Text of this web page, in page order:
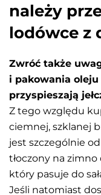
należy
lodówce z
Zwróć także
i pakowania oleju
przyspieszają
Z tego względu
ciemnej, szklanej
jest szczególnie
tłoczony na
który pasuje do
Jeśli natomiast